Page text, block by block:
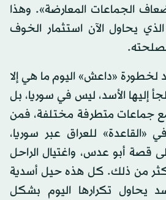
الجماعات المعارضة». وهذا
يحاول الآن استثمار الخوف
لخطورة «داعش» اليوم ما هي إلا
إليها الأسد، ليس في سوريا، بل
جماعات متطرفة مختلفة، فمن
للعراق عبر سوريا،
قصة أبو عدس، واغتيال الراحل
من ذلك. كل هذه حيل أسدية
يحاول تكرارها اليوم بشكل